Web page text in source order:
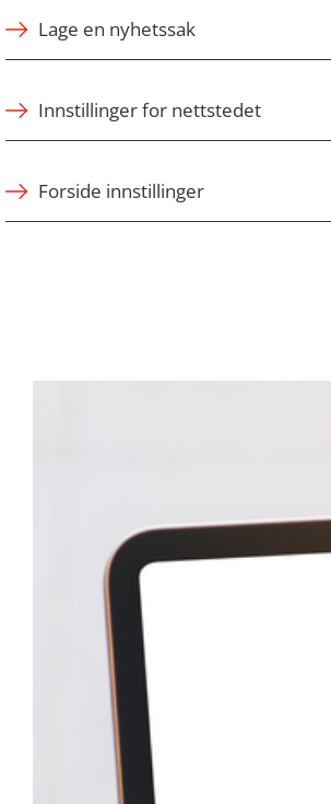
Lage en nyhetssak
Innstillinger for nettstedet
Forside innstillinger